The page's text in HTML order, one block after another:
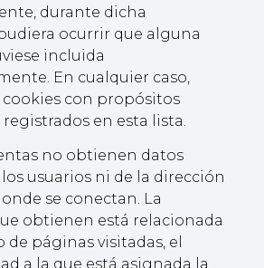
durante dicha
ocurrir que alguna
incluida
En cualquier caso,
cookies con propósitos
en esta lista.
no obtienen datos
usuarios ni de la dirección
se conectan. La
obtienen está relacionada
de páginas visitadas, el
a la que está asignada la